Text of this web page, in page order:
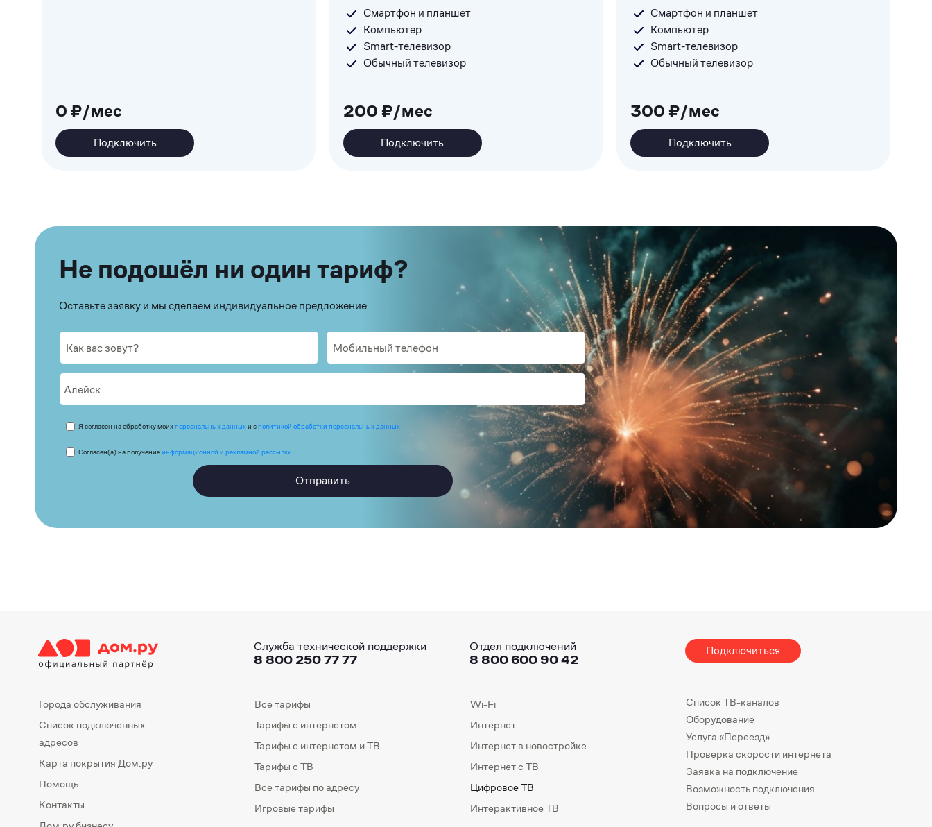
0 ₽/мес
Подключить
Смартфон и планшет
Компьютер
Smart-телевизор
Обычный телевизор
200 ₽/мес
Подключить
Смартфон и планшет
Компьютер
Smart-телевизор
Обычный телевизор
300 ₽/мес
Подключить
Не подошёл ни один тариф?
Оставьте заявку и мы сделаем индивидуальное предложение
Я согласен на обработку моихперсональных данныхи сполитикой обработки персональных данных
Согласен(а) на получениеинформационной и рекламной рассылки
Отправить
Служба технической поддержки
8 800 250 77 77
Отдел подключений
8 800 600 90 42
Подключиться
Города обслуживания
Список подключенных
адресов
Карта покрытия Дом.ру
Помощь
Контакты
Все тарифы
Тарифы с интернетом
Тарифы с интернетом и ТВ
Тарифы с ТВ
Все тарифы по адресу
Игровые тарифы
Wi-Fi
Интернет
Интернет в новостройке
Интернет с ТВ
Цифровое ТВ
Интерактивное ТВ
Список ТВ-каналов
Оборудование
Услуга «Переезд»
Проверка скорости интернета
Заявка на подключение
Возможность подключения
Вопросы и ответы